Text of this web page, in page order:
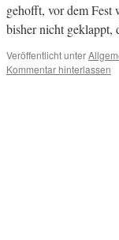
gehofft, vor dem Fest
bisher nicht geklappt,
Veröffentlicht unter
Kommentar hinterlassen